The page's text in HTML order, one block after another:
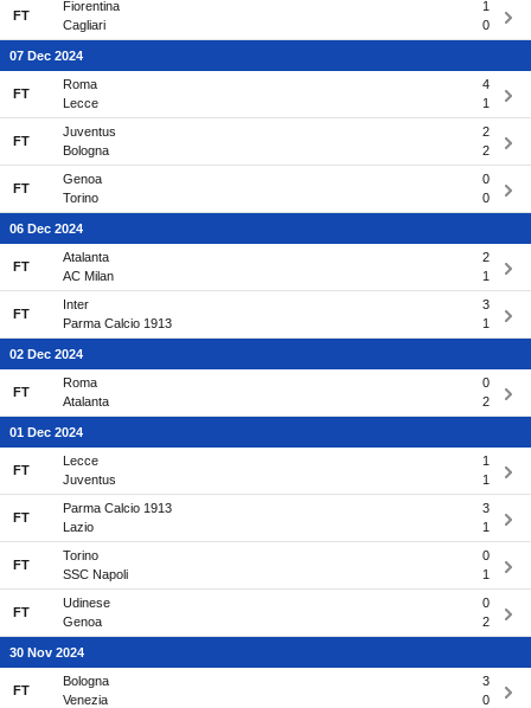
FT
Fiorentina
1
Cagliari
0
07 Dec 2024
FT
Roma
4
Lecce
1
FT
Juventus
2
Bologna
2
FT
Genoa
0
Torino
0
06 Dec 2024
FT
Atalanta
2
AC Milan
1
FT
Inter
3
Parma Calcio 1913
1
02 Dec 2024
FT
Roma
0
Atalanta
2
01 Dec 2024
FT
Lecce
1
Juventus
1
FT
Parma Calcio 1913
3
Lazio
1
FT
Torino
0
SSC Napoli
1
FT
Udinese
0
Genoa
2
30 Nov 2024
FT
Bologna
3
Venezia
0